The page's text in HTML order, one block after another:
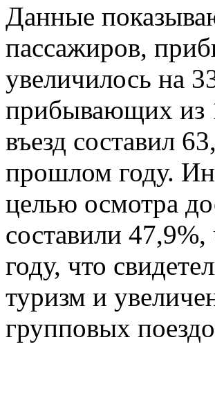
Данные
пассажиров,
увеличилось на
прибывающих из
въезд составил
прошлом году.
целью осмотра
составили
году, что
туризм и
групповых